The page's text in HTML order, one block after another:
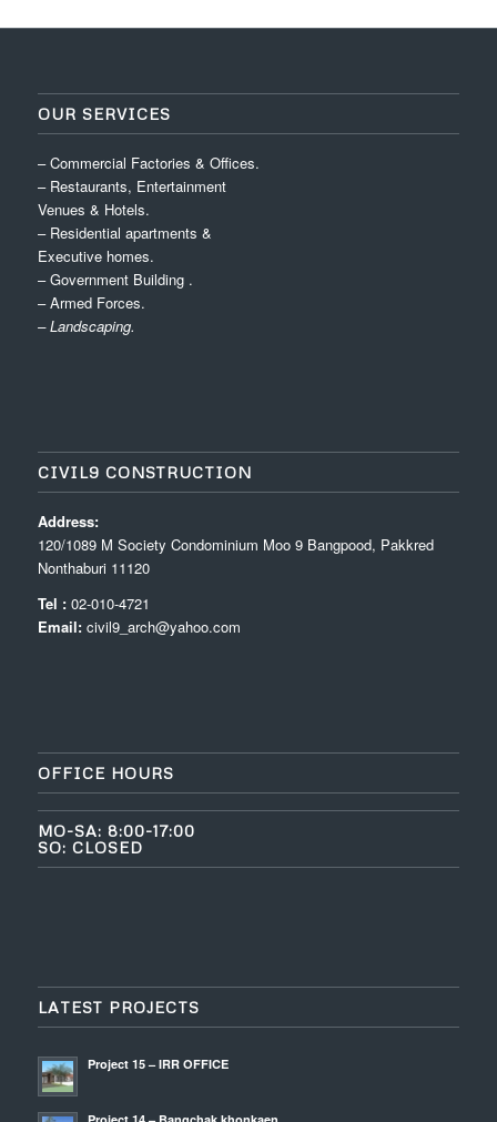
OUR SERVICES
– Commercial Factories & Offices.
– Restaurants, Entertainment
Venues & Hotels.
– Residential apartments &
Executive homes.
– Government Building .
– Armed Forces.
– Landscaping.
CIVIL9 CONSTRUCTION
Address:
120/1089 M Society Condominium Moo 9 Bangpood, Pakkred
Nonthaburi 11120
Tel :02-010-4721
Email: civil9_arch@yahoo.com
OFFICE HOURS
MO-SA: 8:00-17:00
SO: CLOSED
LATEST PROJECTS
Project 15 – IRR OFFICE